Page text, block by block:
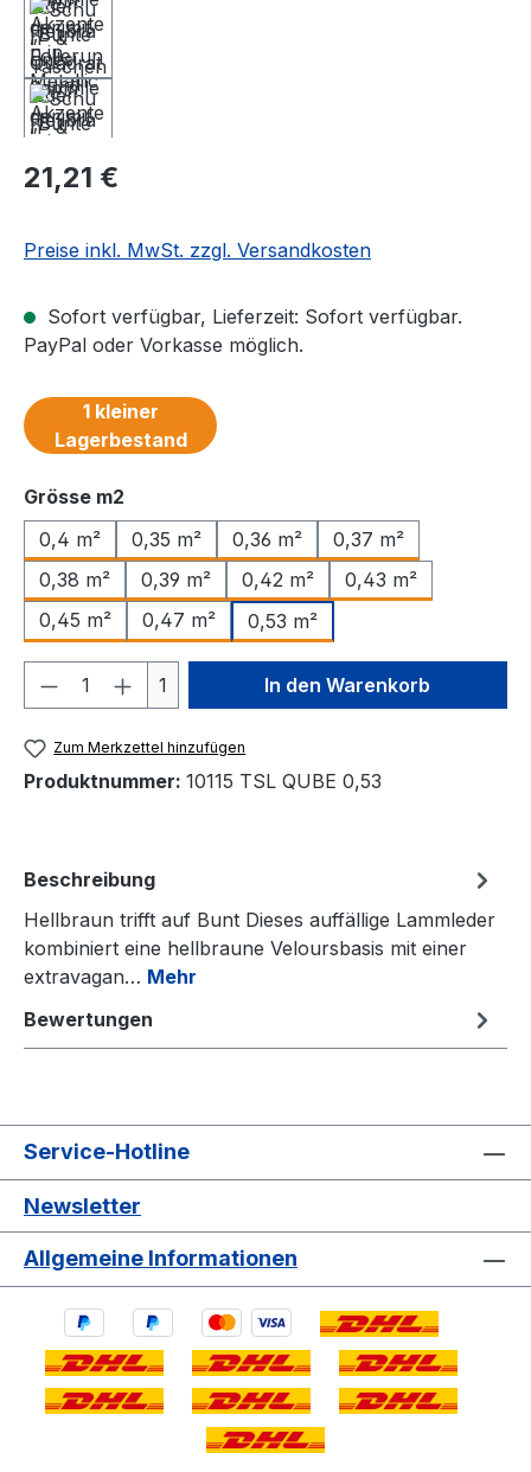
Regulärer Preis:
21,21 €
Preise inkl. MwSt. zzgl. Versandkosten
Sofort verfügbar, Lieferzeit: Sofort verfügbar.
PayPal oder Vorkasse möglich.
1 kleiner
Lagerbestand
Grösse m2
0,4 m²
0,35 m² 0,36 m²
0,37 m²
0,38 m²
0,39 m² 0,42 m²
0,43 m²
0,45 m²
0,47 m² 0,53 m²
Produkt Anzahl: Gib den
1 In den Warenkorb
Zum Merkzettel hinzufügen
Produktnummer: 10115 TSL QUBE 0,53
Beschreibung
Hellbraun trifft auf Bunt Dieses auffällige Lammleder
kombiniert eine hellbraune Veloursbasis mit einer
extravagan… Mehr
Bewertungen
Service-Hotline
Newsletter
Allgemeine Informationen